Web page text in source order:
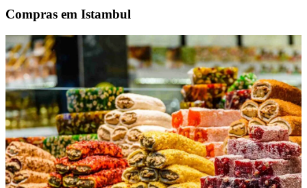
Compras em Istambul